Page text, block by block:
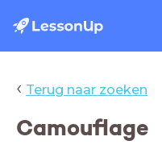
‹ Terug naar zoeken
Camouflage